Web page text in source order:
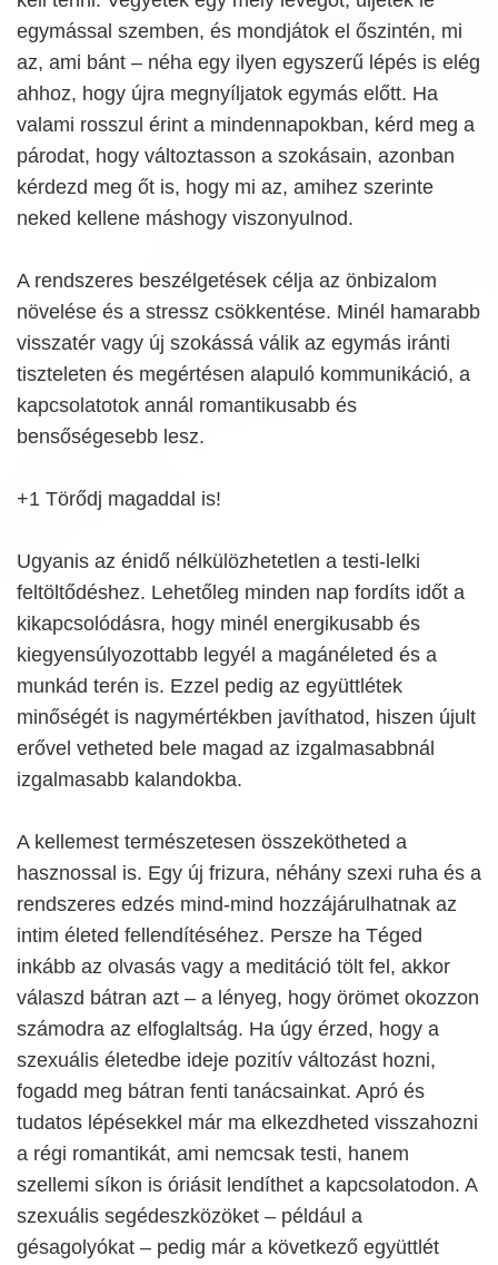
egymással szemben, és mondjátok el őszintén, mi
az, ami bánt – néha egy ilyen egyszerű lépés is elég
ahhoz, hogy újra megnyíljatok egymás előtt. Ha
valami rosszul érint a mindennapokban, kérd meg a
párodat, hogy változtasson a szokásain, azonban
kérdezd meg őt is, hogy mi az, amihez szerinte
neked kellene máshogy viszonyulnod.
A rendszeres beszélgetések célja az önbizalom
növelése és a stressz csökkentése. Minél hamarabb
visszatér vagy új szokássá válik az egymás iránti
tiszteleten és megértésen alapuló kommunikáció, a
kapcsolatotok annál romantikusabb és
bensőségesebb lesz.
+1 Törődj magaddal is!
Ugyanis az énidő nélkülözhetetlen a testi-lelki
feltöltődéshez. Lehetőleg minden nap fordíts időt a
kikapcsolódásra, hogy minél energikusabb és
kiegyensúlyozottabb legyél a magánéleted és a
munkád terén is. Ezzel pedig az együttlétek
minőségét is nagymértékben javíthatod, hiszen újult
erővel vetheted bele magad az izgalmasabbnál
izgalmasabb kalandokba.
A kellemest természetesen összekötheted a
hasznossal is. Egy új frizura, néhány szexi ruha és a
rendszeres edzés mind-mind hozzájárulhatnak az
intim életed fellendítéséhez. Persze ha Téged
inkább az olvasás vagy a meditáció tölt fel, akkor
válaszd bátran azt – a lényeg, hogy örömet okozzon
számodra az elfoglaltság. Ha úgy érzed, hogy a
szexuális életedbe ideje pozitív változást hozni,
fogadd meg bátran fenti tanácsainkat. Apró és
tudatos lépésekkel már ma elkezdheted visszahozni
a régi romantikát, ami nemcsak testi, hanem
szellemi síkon is óriásit lendíthet a kapcsolatodon. A
szexuális segédeszközöket – például a
gésagolyókat – pedig már a következő együttlét